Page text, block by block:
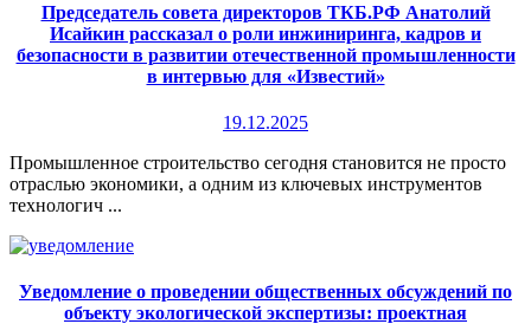
Председатель совета директоров ТКБ.РФ Анатолий
Исайкин рассказал о роли инжиниринга, кадров и
безопасности в развитии отечественной промышленности
в интервью для «Известий»
19.12.2025
Промышленное строительство сегодня становится не просто
отраслью экономики, а одним из ключевых инструментов
технологич ...
Уведомление о проведении общественных обсуждений по
объекту экологической экспертизы: проектная